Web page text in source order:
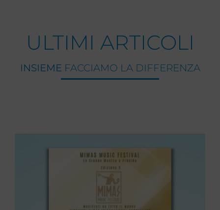
ULTIMI ARTICOLI
INSIEME FACCIAMO LA DIFFERENZA